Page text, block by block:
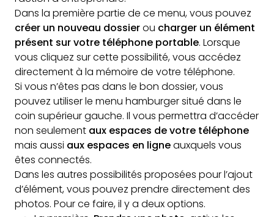
Dans la première partie de ce menu, vous pouvez
créer un nouveau dossierou charger un élément
présent sur votre téléphone portable. Lorsque
vous cliquez sur cette possibilité, vous accédez
directement à la mémoire de votre téléphone.
Si vous n’êtes pas dans le bon dossier, vous
pouvez utiliser le menu hamburger situé dans le
coin supérieur gauche. Il vous permettra d’accéder
non seulement aux espaces de votre téléphone
mais aussi aux espaces en ligneauxquels vous
êtes connectés.
Dans les autres possibilités proposées pour l’ajout
d’élément, vous pouvez prendre directement des
photos. Pour ce faire, il y a deux options.